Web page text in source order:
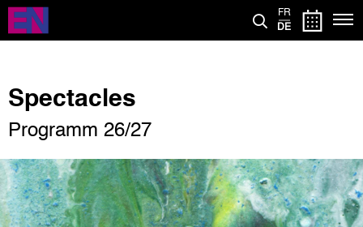
Direkt
zum
Inhalt
FR
DE
Spectacles
Programm 26/27